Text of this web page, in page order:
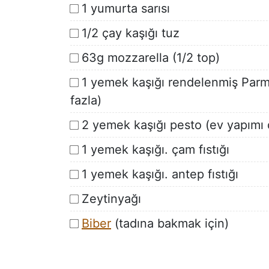
1 yumurta sarısı
1/2 çay kaşığı tuz
63g mozzarella (1/2 top)
1 yemek kaşığı rendelenmiş
fazla)
2 yemek kaşığı pesto (ev
1 yemek kaşığı. çam fıstığı
1 yemek kaşığı. antep fıstığı
Zeytinyağı
Biber (tadına bakmak için)